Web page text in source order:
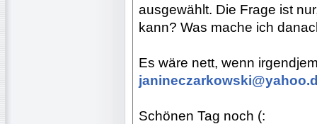
ausgewählt. Die Frage ist
kann? Was mache ich
Es wäre nett, wenn
Schönen Tag noch (: